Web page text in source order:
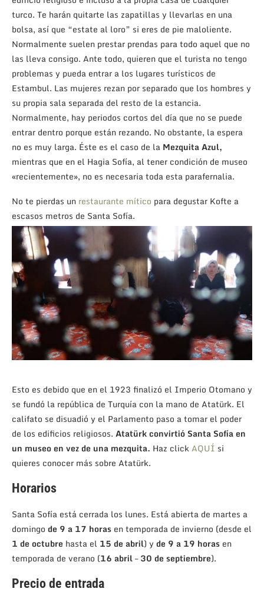
turco. Te harán quitarte las zapatillas y llevarlas en una
bolsa, así que “estate al loro” si eres de pie maloliente.
Normalmente suelen prestar prendas para todo aquel que no
las lleva consigo. Ante todo, quieren que el turista no tengo
problemas y pueda entrar a los lugares turísticos de
Estambul. Las mujeres rezan por separado que los hombres y
su propia sala separada del resto de la estancia.
Normalmente, hay periodos cortos del día que no se puede
entrar dentro porque están rezando. No obstante, la espera
no es muy larga. Éste es el caso de la Mezquita Azul,
mientras que en el Hagia Sofía, al tener condición de museo
«recientemente», no es necesaria toda esta parafernalia.
No te pierdas un restaurante mítico para degustar Kofte a
escasos metros de Santa Sofía.
Esto es debido que en el 1923 finalizó el Imperio Otomano y
se fundó la república de Turquía con la mano de Atatürk. El
califato se disuadió y el Parlamento paso a tomar el poder
de los edificios religiosos. Atatürk convirtió Santa Sofía en
un museo en vez de una mezquita. Haz clickAQUÍ si
quieres conocer más sobre Atatürk.
Horarios
Santa Sofía está cerrada los lunes. Está abierta de martes a
domingo de 9 a 17 horas en temporada de invierno (desde el
1 de octubre hasta el 15 de abril) y de 9 a 19 horas en
temporada de verano (16 abril–30 de septiembre).
Precio de entrada